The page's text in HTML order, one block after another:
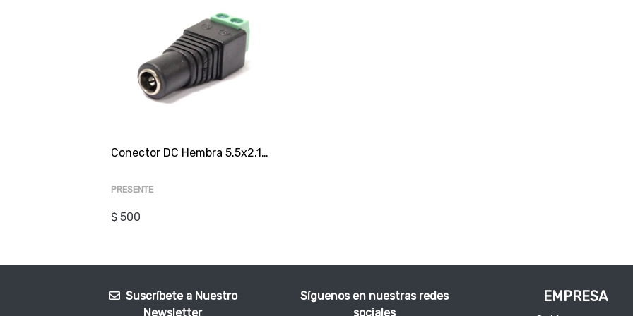
Conector DC Hembra 5.5x2.1mm sin cable (sin soldadura)
PRESENTE
$ 500
Suscríbete a Nuestro
Newsletter
Síguenos en nuestras redes
sociales
EMPRESA